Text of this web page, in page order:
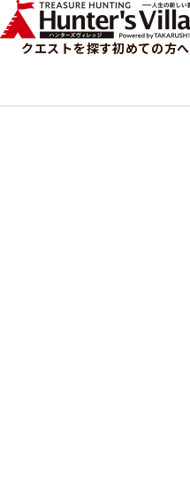
クエストを探す初めての方へ